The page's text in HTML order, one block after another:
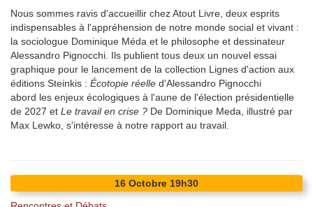
Nous sommes ravis d'accueillir chez Atout Livre, deux esprits
indispensables à l'appréhension de notre monde social et vivant :
la sociologue Dominique Méda et le philosophe et dessinateur
Alessandro Pignocchi. Ils publient tous deux un nouvel essai
graphique pour le lancement de la collection Lignes d'action aux
éditions Steinkis : Écotopie réelle d'Alessandro Pignocchi
abord les enjeux écologiques à l'aune de l'élection présidentielle
de 2027 et Le travail en crise ? De Dominique Meda, illustré par
Max Lewko, s'intéresse à notre rapport au travail.
16 Octobre 19h30